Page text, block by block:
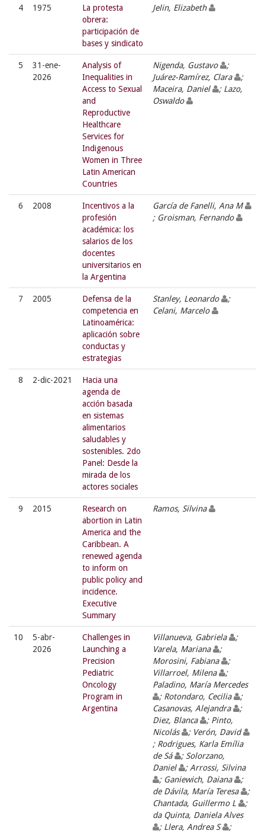
4 1975
La protesta
obrera:
participación de
bases y sindicato
Jelin, Elizabeth
5
31-ene-
2026
Analysis of
Inequalities in
Access to Sexual
and
Reproductive
Healthcare
Services for
Indigenous
Women in Three
Latin American
Countries
Nigenda, Gustavo
;
Juárez-Ramírez, Clara
;
Maceira, Daniel
; Lazo,
Oswaldo
6 2008
Incentivos a la
profesión
académica: los
salarios de los
docentes
universitarios en
la Argentina
García de Fanelli, Ana M
; Groisman, Fernando
7 2005
Defensa de la
competencia en
Latinoamérica:
aplicación sobre
conductas y
estrategias
Stanley, Leonardo
;
Celani, Marcelo
8 2-dic-2021
Hacia una
agenda de
acción basada
en sistemas
alimentarios
saludables y
sostenibles. 2do
Panel: Desde la
mirada de los
actores sociales
9 2015
Research on
abortion in Latin
America and the
Caribbean. A
renewed agenda
to inform on
public policy and
incidence.
Executive
Summary
Ramos, Silvina
10
5-abr-
2026
Challenges in
Launching a
Precision
Pediatric
Oncology
Program in
Argentina
Villanueva, Gabriela
;
Varela, Mariana
;
Morosini, Fabiana
;
Villarroel, Milena
;
Paladino, María Mercedes
; Rotondaro, Cecilia
;
Casanovas, Alejandra
;
Diez, Blanca
; Pinto,
Nicolás
; Verón, David
; Rodrigues, Karla Emília
de Sá
; Solorzano,
Daniel
; Arrossi, Silvina
; Ganiewich, Daiana
;
de Dávila, María Teresa
;
Chantada, Guillermo L
;
da Quinta, Daniela Alves
; Llera, Andrea S
;